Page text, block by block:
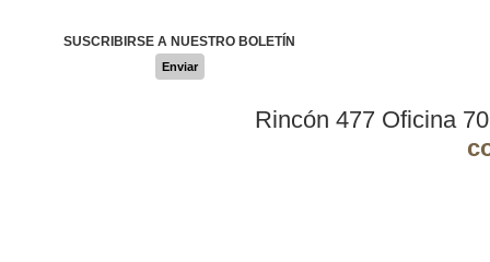
SUSCRIBIRSE A NUESTRO BOLETÍN
Enviar
Rincón 477 Oficina